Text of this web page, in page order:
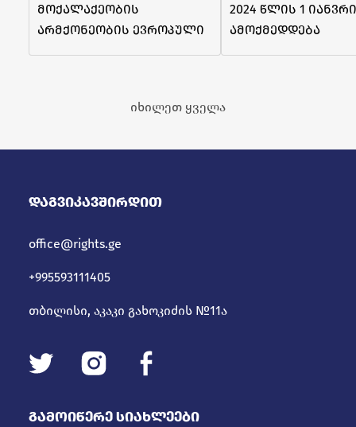
მოქალაქეობის
არმქონეობის ევროპული
2024 წლის 1
ამოქმედდება
იხილეთ ყველა
Დაგვიკავშირდით
office@rights.ge
+995593111405
თბილისი, აკაკი გახოკიძის №11ა
Გამოიწერე Სიახლეები